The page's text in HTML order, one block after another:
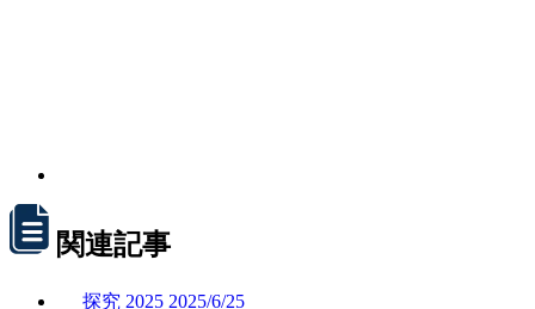
関連記事
探究 2025 2025/6/25